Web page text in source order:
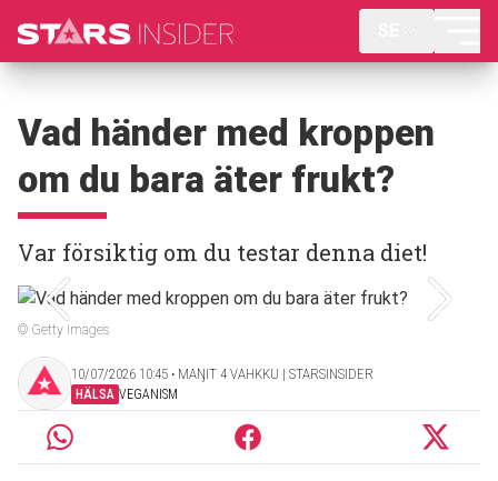
Vad händer med kroppen
om du bara äter frukt?
Var försiktig om du testar denna diet!
© Getty Images
10/07/2026 10:45 ‧ MAŊIT 4 VAHKKU | STARSINSIDER
HÄLSA VEGANISM